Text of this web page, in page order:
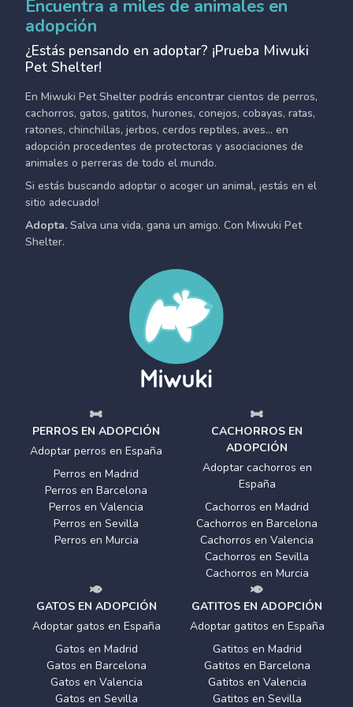
Encuentra a miles de animales en
adopción
¿Estás pensando en adoptar? ¡Prueba Miwuki
Pet Shelter!
En Miwuki Pet Shelter podrás encontrar cientos de perros,
cachorros, gatos, gatitos, hurones, conejos, cobayas, ratas,
ratones, chinchillas, jerbos, cerdos reptiles, aves... en
adopción procedentes de protectoras y asociaciones de
animales o perreras de todo el mundo.
Si estás buscando adoptar o acoger un animal, ¡estás en el
sitio adecuado!
Adopta. Salva una vida, gana un amigo. Con Miwuki Pet
Shelter.
PERROS EN ADOPCIÓN
Adoptar perros en España
Perros en Madrid
Perros en Barcelona
Perros en Valencia
Perros en Sevilla
Perros en Murcia
CACHORROS EN
ADOPCIÓN
Adoptar cachorros en
España
Cachorros en Madrid
Cachorros en Barcelona
Cachorros en Valencia
Cachorros en Sevilla
Cachorros en Murcia
GATOS EN ADOPCIÓN
Adoptar gatos en España
Gatos en Madrid
Gatos en Barcelona
Gatos en Valencia
Gatos en Sevilla
GATITOS EN ADOPCIÓN
Adoptar gatitos en España
Gatitos en Madrid
Gatitos en Barcelona
Gatitos en Valencia
Gatitos en Sevilla